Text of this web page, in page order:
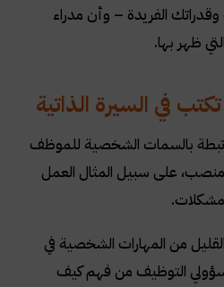
وقدراتك الفريدة – وأن مدراء
ظهر بها.
في السيرة الذاتية
بالسمات الشخصية للموظف
على سبيل المثال العمل
من المهارات الشخصية في
التوظيف من فهم كيف